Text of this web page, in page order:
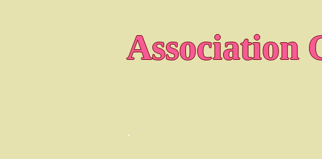
Association
.